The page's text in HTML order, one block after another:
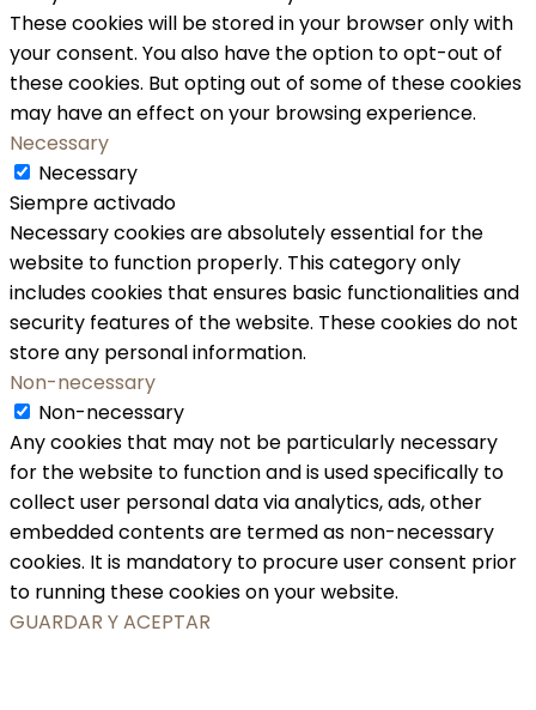
These cookies will be stored in your browser only with
your consent. You also have the option to opt-out of
these cookies. But opting out of some of these cookies
may have an effect on your browsing experience.
Necessary
Necessary
Siempre activado
Necessary cookies are absolutely essential for the
website to function properly. This category only
includes cookies that ensures basic functionalities and
security features of the website. These cookies do not
store any personal information.
Non-necessary
Non-necessary
Any cookies that may not be particularly necessary
for the website to function and is used specifically to
collect user personal data via analytics, ads, other
embedded contents are termed as non-necessary
cookies. It is mandatory to procure user consent prior
to running these cookies on your website.
GUARDAR Y ACEPTAR